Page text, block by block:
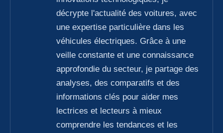
décrypte l'actualité des voitures, avec
une expertise particulière dans les
véhicules électriques. Grâce à une
veille constante et une connaissance
approfondie du secteur, je partage des
analyses, des comparatifs et des
informations clés pour aider mes
lectrices et lecteurs à mieux
comprendre les tendances et les